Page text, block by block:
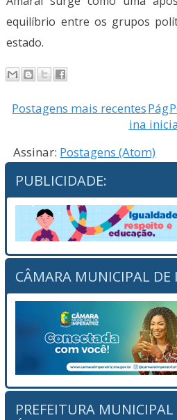
equilíbrio entre os grupos
estado.
Postagens mais recentesPág
ina
Assinar: Postagens (Atom)
PUBLICIDADE:
CÂMARA MUNICIPAL DE
PREFEITURA